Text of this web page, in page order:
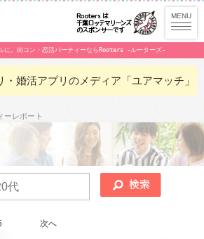
に。街コン・恋活パーティーならRooters -ルーターズ-
・婚活アプリのメディア「ユアマッチ」
ーレポート
次へ